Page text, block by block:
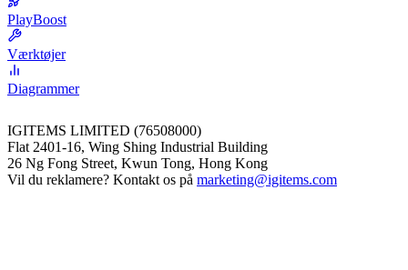
PlayBoost
Værktøjer
Diagrammer
IGITEMS LIMITED (76508000)
Flat 2401-16, Wing Shing Industrial Building
26 Ng Fong Street, Kwun Tong, Hong Kong
Vil du reklamere? Kontakt os på marketing@igitems.com